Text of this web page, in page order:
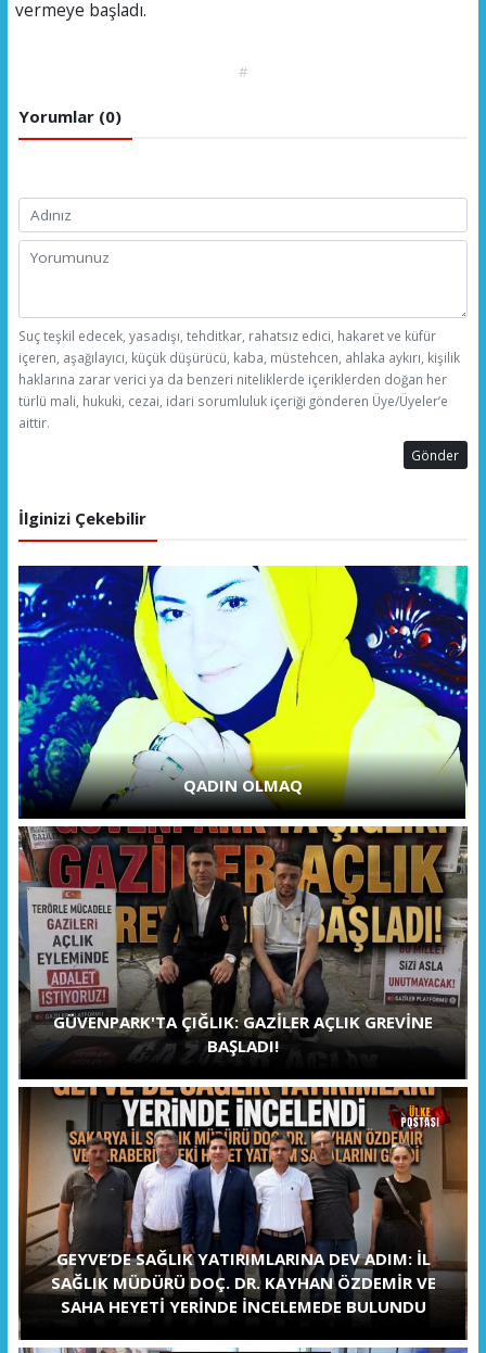
vermeye başladı.
#
Yorumlar (0)
Suç teşkil edecek, yasadışı, tehditkar, rahatsız edici, hakaret ve küfür
içeren, aşağılayıcı, küçük düşürücü, kaba, müstehcen, ahlaka aykırı, kişilik
haklarına zarar verici ya da benzeri niteliklerde içeriklerden doğan her
türlü mali, hukuki, cezai, idari sorumluluk içeriği gönderen Üye/Üyeler’e
aittir.
Gönder
İlginizi Çekebilir
QADIN OLMAQ
GÜVENPARK'TA ÇIĞLIK: GAZİLER AÇLIK GREVİNE
BAŞLADI!
GEYVE’DE SAĞLIK YATIRIMLARINA DEV ADIM: İL
SAĞLIK MÜDÜRÜ DOÇ. DR. KAYHAN ÖZDEMİR VE
SAHA HEYETİ YERİNDE İNCELEMEDE BULUNDU